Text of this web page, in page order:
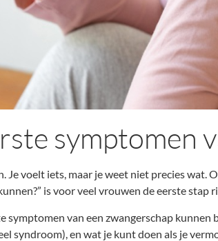
symptomen
Je voelt iets, maar je weet niet precies
is voor veel vrouwen de eerste stap
symptomen van een zwangerschap
syndroom), en wat je kunt doen als je